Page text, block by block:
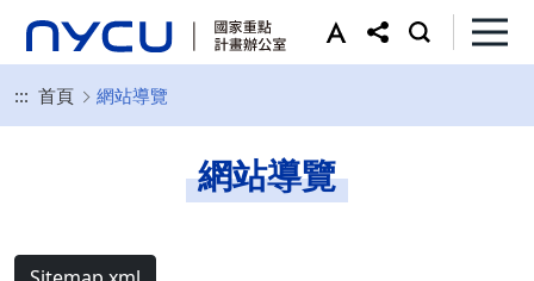
::: 首頁 網站導覽
網站導覽